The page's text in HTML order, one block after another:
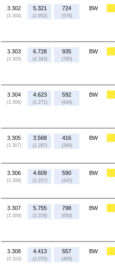
3.302
(3.304)
5.321
(2.952)
724
(576)
BW
3.303
(3.305)
6.728
(4.343)
935
(785)
BW
3.304
(3.306)
4.623
(2.271)
592
(444)
BW
3.305
(3.307)
3.568
(1.287)
416
(269)
BW
3.306
(3.308)
4.609
(2.257)
590
(442)
BW
3.307
(3.309)
5.755
(3.378)
798
(650)
BW
3.308
(3.310)
4.413
(2.070)
557
(409)
BW